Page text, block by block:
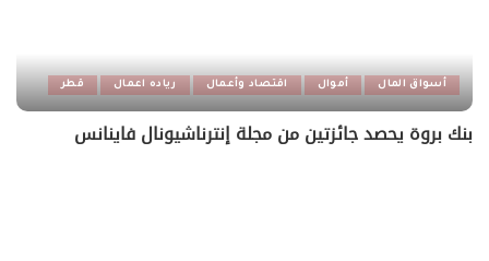
أسواق المال أموال اقتصاد وأعمال رياده اعمال قطر
بنك بروة يحصد جائزتين من مجلة إنترناشيونال فاينانس